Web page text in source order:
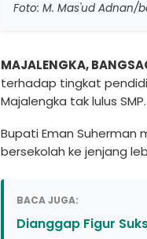
Foto: M. Mas'ud Adnan/
MAJALENGKA,
terhadap tingkat
Majalengka tak lulus SMP.
Bupati Eman Suherman
bersekolah ke jenjang
BACA JUGA:
Dianggap Figur